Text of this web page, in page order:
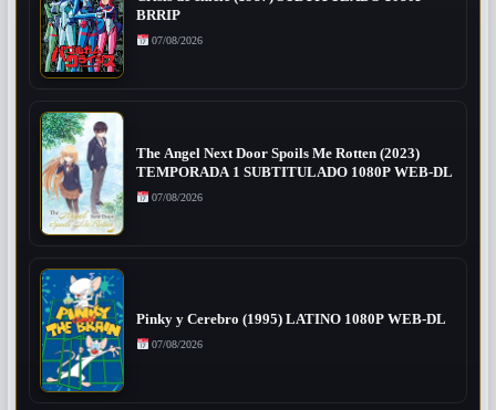
BRRIP
07/08/2026
The Angel Next Door Spoils Me Rotten (2023)
TEMPORADA 1 SUBTITULADO 1080P WEB-DL
07/08/2026
Pinky y Cerebro (1995) LATINO 1080P WEB-DL
07/08/2026